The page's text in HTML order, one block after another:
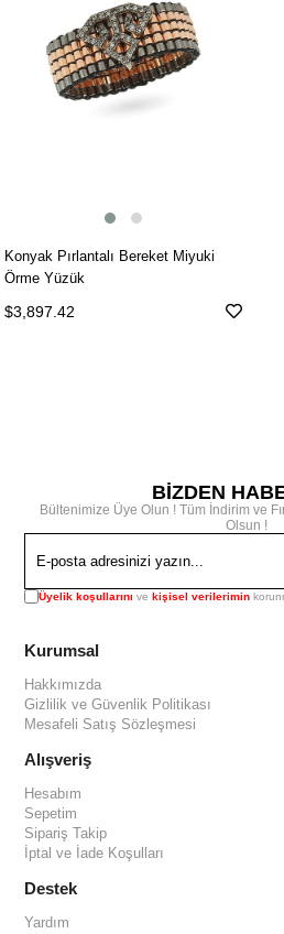
Konyak Pırlantalı Bereket Miyuki
Örme Yüzük
$3,897.42
BİZDEN
Bültenimize Üye Olun ! Tüm İndirim ve
Olsun !
Üyelik koşullarını vekişisel verilerimin
Kurumsal
Hakkımızda
Gizlilik ve Güvenlik Politikası
Mesafeli Satış Sözleşmesi
Alışveriş
Hesabım
Sepetim
Sipariş Takip
İptal ve İade Koşulları
Destek
Yardım